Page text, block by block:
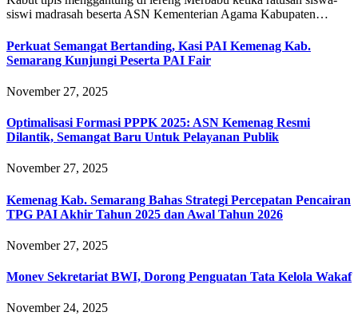
siswi madrasah beserta ASN Kementerian Agama Kabupaten…
Perkuat Semangat Bertanding, Kasi PAI Kemenag Kab.
Semarang Kunjungi Peserta PAI Fair
November 27, 2025
Optimalisasi Formasi PPPK 2025: ASN Kemenag Resmi
Dilantik, Semangat Baru Untuk Pelayanan Publik
November 27, 2025
Kemenag Kab. Semarang Bahas Strategi Percepatan Pencairan
TPG PAI Akhir Tahun 2025 dan Awal Tahun 2026
November 27, 2025
Monev Sekretariat BWI, Dorong Penguatan Tata Kelola Wakaf
November 24, 2025